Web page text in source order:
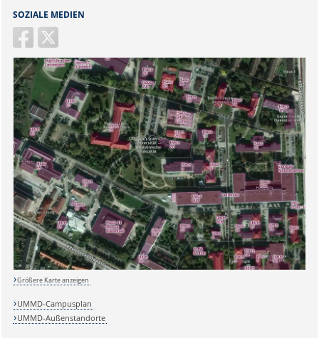
SOZIALE MEDIEN
Größere Karte anzeigen
UMMD-Campusplan
UMMD-Außenstandorte